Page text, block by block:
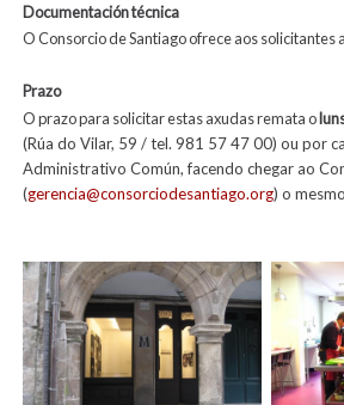
Documentación técnica
O Consorcio de Santiago ofrece aos
Prazo
O prazo para solicitar estas axudas remata o
(Rúa do Vilar, 59 / tel. 981 57 47 00) ou por
Administrativo Común, facendo chegar ao
(gerencia@consorciodesantiago.org) o